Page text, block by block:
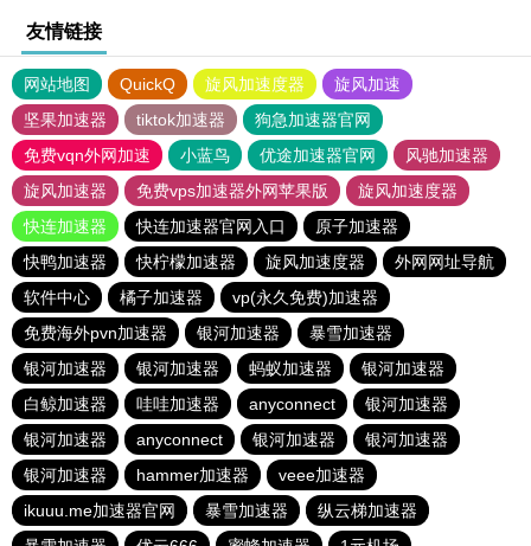
友情链接
网站地图 QuickQ 旋风加速度器
旋风加速
坚果加速器
tiktok加速器
狗急加速器官网
免费vqn外网加速
小蓝鸟 优途加速器官网
风驰加速器
旋风加速器
免费vps加速器外网苹果版
旋风加速度器
快连加速器
快连加速器官网入口
原子加速器
快鸭加速器
快柠檬加速器 旋风加速度器
外网网址导航
软件中心
橘子加速器
vp(永久免费)加速器
免费海外pvn加速器
银河加速器
暴雪加速器
银河加速器
银河加速器 蚂蚁加速器
银河加速器
白鲸加速器
哇哇加速器 anyconnect
银河加速器
银河加速器
anyconnect 银河加速器
银河加速器
银河加速器
hammer加速器
veee加速器
ikuuu.me加速器官网
暴雪加速器
纵云梯加速器